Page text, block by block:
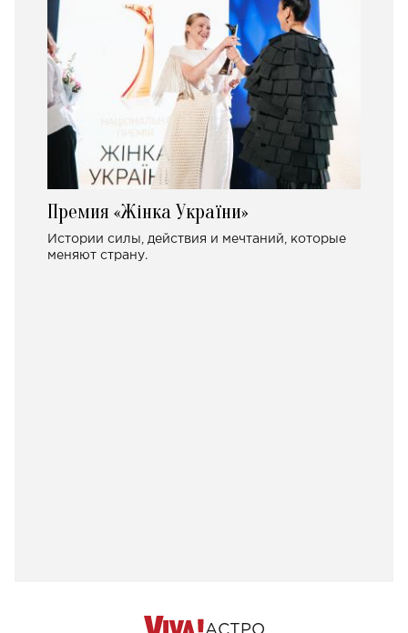
Премия «Жінка України»
Истории силы, действия и мечтаний, которые
меняют страну.
АСТРО